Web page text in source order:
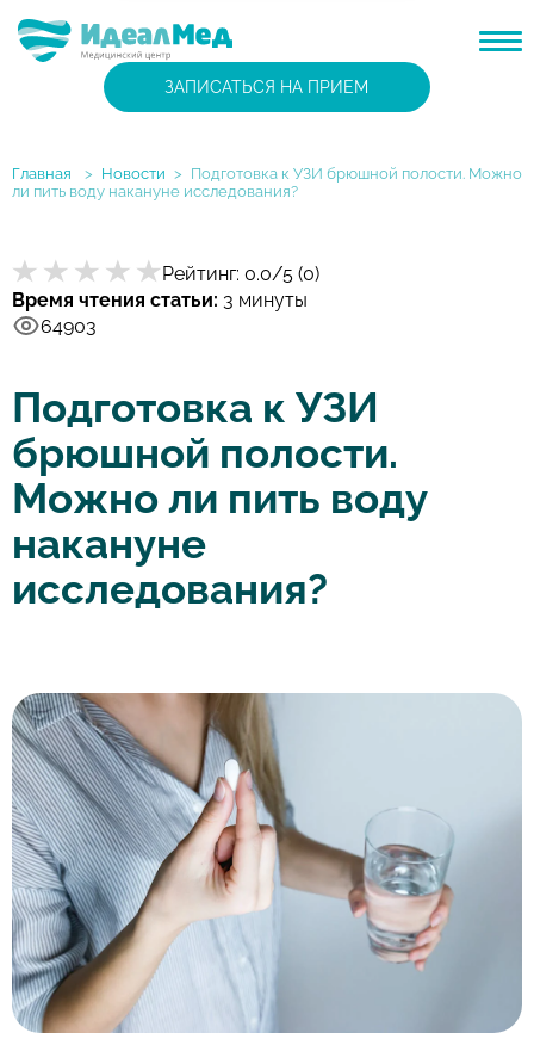
ЗАПИСАТЬСЯ НА ПРИЕМ
Главная > Новости > Подготовка к УЗИ брюшной полости. Можно
ли пить воду накануне исследования?
Рейтинг: 0.0/5 (0)
Время чтения статьи: 3 минуты
64903
Подготовка к УЗИ
брюшной полости.
Можно ли пить воду
накануне
исследования?